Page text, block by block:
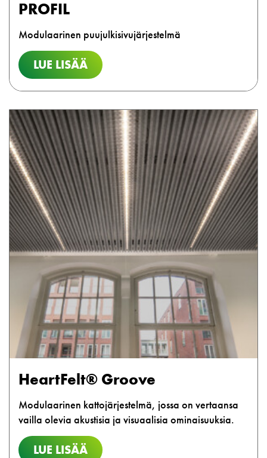
PROFIL
Modulaarinen puujulkisivujärjestelmä
LUE LISÄÄ
HeartFelt® Groove
Modulaarinen kattojärjestelmä, jossa on vertaansa
vailla olevia akustisia ja visuaalisia ominaisuuksia.
LUE LISÄÄ